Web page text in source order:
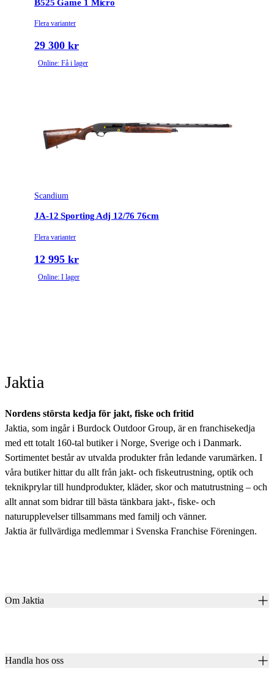
B525 Game 1 Micro
Flera varianter
29 300 kr
Online: Få i lager
Scandium
JA-12 Sporting Adj 12/76 76cm
Flera varianter
12 995 kr
Online: I lager
Jaktia
Nordens största kedja för jakt, fiske och fritid
Jaktia, som ingår i Burdock Outdoor Group, är en franchisekedja
med ett totalt 160-tal butiker i Norge, Sverige och i Danmark.
Sortimentet består av utvalda produkter från ledande varumärken. I
våra butiker hittar du allt från jakt- och fiskeutrustning, optik och
teknikprylar till hundprodukter, kläder, skor och matutrustning – och
allt annat som bidrar till bästa tänkbara jakt-, fiske- och
naturupplevelser tillsammans med familj och vänner.
Jaktia är fullvärdiga medlemmar i Svenska Franchise Föreningen.
Om Jaktia
Handla hos oss